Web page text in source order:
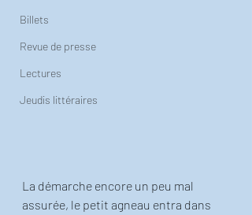
Billets
Revue de presse
Lectures
Jeudis littéraires
La démarche encore un peu mal
assurée, le petit agneau entra dans